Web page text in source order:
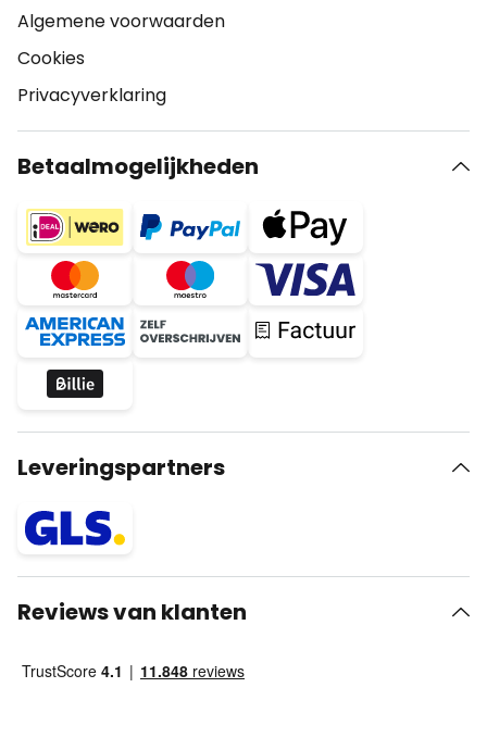
Algemene voorwaarden
Cookies
Privacyverklaring
Betaalmogelijkheden
Leveringspartners
Reviews van klanten